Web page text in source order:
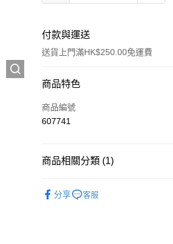
付款與運送
送貨上門滿HK$250.00免運費
付款方式
信用卡
商品特色
商品編號
607741
商品相關分類 (1)
分享
客服